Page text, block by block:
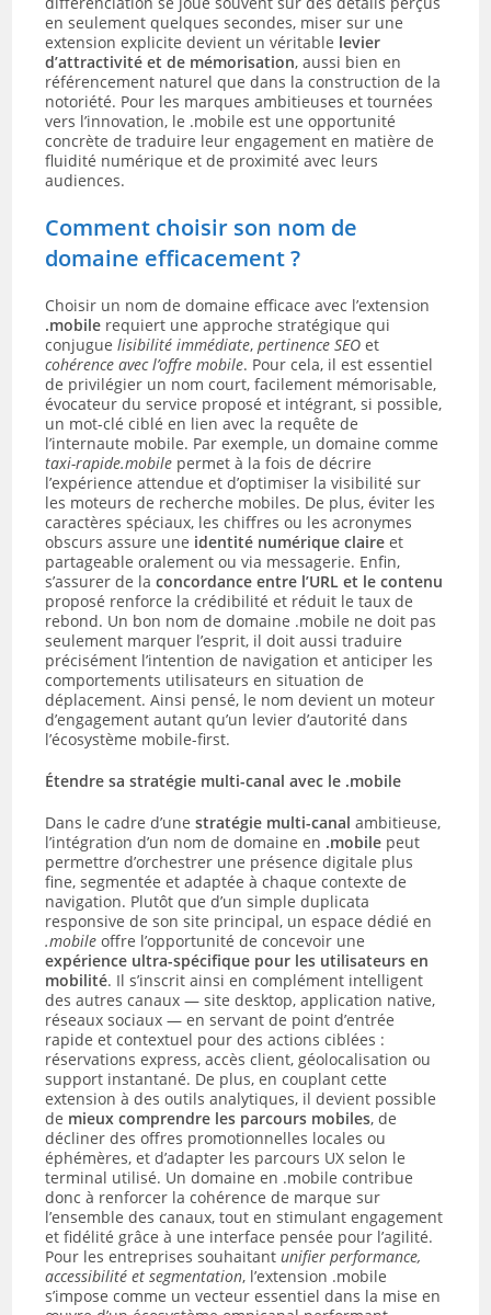
en seulement quelques secondes, miser sur une
extension explicite devient un véritable levier
d’attractivité et de mémorisation, aussi bien en
référencement naturel que dans la construction de la
notoriété. Pour les marques ambitieuses et tournées
vers l’innovation, le .mobile est une opportunité
concrète de traduire leur engagement en matière de
fluidité numérique et de proximité avec leurs
audiences.
Comment choisir son nom de
domaine efficacement ?
Choisir un nom de domaine efficace avec l’extension
.mobile requiert une approche stratégique qui
conjuguelisibilité immédiate,pertinence SEO et
cohérence avec l’offre mobile. Pour cela, il est essentiel
de privilégier un nom court, facilement mémorisable,
évocateur du service proposé et intégrant, si possible,
un mot-clé ciblé en lien avec la requête de
l’internaute mobile. Par exemple, un domaine comme
taxi-rapide.mobile permet à la fois de décrire
l’expérience attendue et d’optimiser la visibilité sur
les moteurs de recherche mobiles. De plus, éviter les
caractères spéciaux, les chiffres ou les acronymes
obscurs assure une identité numérique claire et
partageable oralement ou via messagerie. Enfin,
s’assurer de laconcordance entre l’URL et le contenu
proposé renforce la crédibilité et réduit le taux de
rebond. Un bon nom de domaine .mobile ne doit pas
seulement marquer l’esprit, il doit aussi traduire
précisément l’intention de navigation et anticiper les
comportements utilisateurs en situation de
déplacement. Ainsi pensé, le nom devient un moteur
d’engagement autant qu’un levier d’autorité dans
l’écosystème mobile-first.
Étendre sa stratégie multi-canal avec le .mobile
Dans le cadre d’unestratégie multi-canal ambitieuse,
l’intégration d’un nom de domaine en .mobile peut
permettre d’orchestrer une présence digitale plus
fine, segmentée et adaptée à chaque contexte de
navigation. Plutôt que d’un simple duplicata
responsive de son site principal, un espace dédié en
.mobile offre l’opportunité de concevoir une
expérience ultra-spécifique pour les utilisateurs en
mobilité. Il s’inscrit ainsi en complément intelligent
des autres canaux — site desktop, application native,
réseaux sociaux — en servant de point d’entrée
rapide et contextuel pour des actions ciblées :
réservations express, accès client, géolocalisation ou
support instantané. De plus, en couplant cette
extension à des outils analytiques, il devient possible
de mieux comprendre les parcours mobiles, de
décliner des offres promotionnelles locales ou
éphémères, et d’adapter les parcours UX selon le
terminal utilisé. Un domaine en .mobile contribue
donc à renforcer la cohérence de marque sur
l’ensemble des canaux, tout en stimulant engagement
et fidélité grâce à une interface pensée pour l’agilité.
Pour les entreprises souhaitantunifier performance,
accessibilité et segmentation, l’extension .mobile
s’impose comme un vecteur essentiel dans la mise en